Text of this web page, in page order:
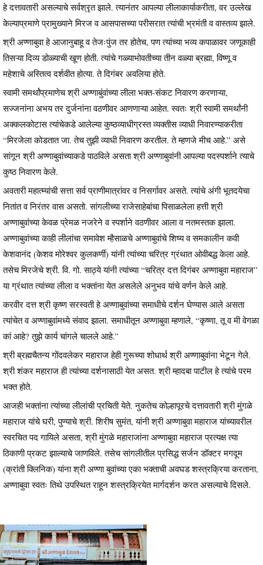
हे दत्तावतारी असल्याचे सर्वश्रृत झाले. त्यानंतर आपल्या लीलाकार्याकरीता, वर उल्लेख
केल्याप्रमाणे प्रामुख्याने मिरज व आसपासच्या परीसरात त्यांची भ्रमंती व वास्तव्य झाले.
श्री अण्णाबुवा हे आजानुबाहू व तेजःपुंज तर होतेच, पण त्यांच्या भव्य कपाळावर जणूकाही
तिसऱ्या दिव्य डोळ्याची खूण होती. त्यांचे गळ्याभोवतीच्या तीन वळ्या ब्रह्मा, विष्णू व
महेशाचे अस्तित्व दर्शवीत होत्या. ते दिगंबर अवलिया होते.
स्वामी समर्थांप्रमाणेच श्री अण्णाबुंवांच्या लीला भक्त-संकट निवारण करणाऱ्या,
सज्जनांना अभय तर दुर्जनांना वठणीवर आणणाऱ्या आहेत. स्वतः श्री स्वामी समर्थांनी
अक्कलकोटास त्यांचेकडे आलेल्या कुष्ठव्याधीग्रस्त व्यक्तीस व्याधी निवारण्याकरीता
“मिरजेला कोडतात जा. तेच तुझी व्याधी निवारण करतील. ते म्हणजे मीच आहे.” असे
सांगून श्री अण्णाबुवांच्याकडे पाठविले असता श्री अण्णाबुवांनी आपल्या पदस्पर्शाने त्याचे
कुष्ठ निवारण केले.
अवतारी महात्म्यांची सत्ता सर्व प्राणीमात्रांवर व निसर्गावर असते. त्यांचे अंगी भूतदयेचा
नितांत व निरंतर वास असतो. सांगलीच्या राजेसाहेबांचा पिसाळलेला हत्ती श्री
अण्णाबुवांच्या केवळ प्रेमळ नजरेने व स्पर्शाने वठणीवर आला व नतमस्तक झाला.
अण्णाबुवांच्या काही लीलांचा समावेश म्हैसाळचे अण्णाबुवांचे शिष्य व समकालीन कवी
केशवानंद (केशव मोरेश्वर कुलकर्णी) यांनी त्यांच्या चरित्र ग्रंथात ओवीबद्ध केला आहे.
तसेच मिरजेचे श्री. वि. गो. साठ्ये यांनी त्यांच्या “चरित्र दत्त दिगंबर अण्णाबुवा महाराज”
या ग्रंथात त्यांच्या लीला व भक्तांना येत असलेले अनुभव यांचे वर्णन केले आहे.
करवीर दत्त श्री कृष्ण सरस्वती हे अण्णाबुवांच्या समाधीचे दर्शन घेण्यास आले असता
त्यांचेत व अण्णाबुवांमध्ये संवाद झाला. समाधीतून अण्णाबुवा म्हणाले, “कृष्णा, तू व मी वेगळा
कां आहे? तुझे कार्य चांगले चालले आहे.”
श्री ब्रह्मचैतन्य गोंदवलेकर महाराज हेही गुरूच्या शोधार्थ श्री अण्णाबुवांना भेटून गेले.
श्री शंकर महाराज ही त्यांच्या दर्शनासाठी येत असत. श्री म्हादबा पाटील हे त्यांचे परम
भक्त होते.
आजही भक्तांना त्यांच्या लीलांची प्रचिती येते. नुकतेच कोल्हापूरचे दत्तावतारी श्री मुंगळे
महाराज यांचे घरी, पुण्याचे श्री. शिरीष सुमंत, यांनी श्री अण्णाबुवा महाराज यांच्यावरील
स्वरचित पद गायिले असता, श्री मुंगळे महाराजांना अण्णाबुवा महाराज प्रत्यक्ष त्या
ठिकाणी प्रकट झाल्याचे जाणविले. तसेच सांगलीतील प्रसिद्ध सर्जन डॉक्टर मगदूम
(क्रांती क्लिनिक) यांना श्री अण्णा बुवांच्या एका भक्ताची अवघड शस्त्रक्रिया करताना,
अण्णाबुवा स्वतः तिथे उपस्थित राहून शस्त्रक्रियेत मार्गदर्शन करत असल्याचे दिसले.